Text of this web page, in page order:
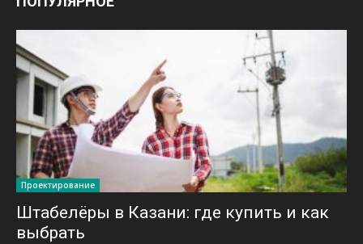
Проектирование
Штабелёры в Казани: где купить и как
выбрать